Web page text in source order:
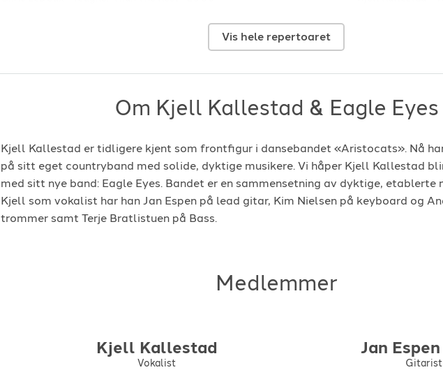
Vis hele repertoaret
Om Kjell Kallestad & Eagle Eyes
Kjell Kallestad er tidligere kjent som frontfigur i dansebandet «Aristocats». Nå
på sitt eget countryband med solide, dyktige musikere. Vi håper Kjell Kallestad
med sitt nye band: Eagle Eyes. Bandet er en sammensetning av dyktige, etablerte
Kjell som vokalist har han Jan Espen på lead gitar, Kim Nielsen på keyboard og
trommer samt Terje Bratlistuen på Bass.
Medlemmer
Kjell Kallestad
Vokalist
Jan Espen
Gitarist